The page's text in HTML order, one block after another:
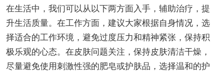
在生活中，我们可以从以下两方面入手，辅助治疗，提
升生活质量。在工作方面，建议大家根据自身情况，选
择适合的工作环境，避免过度压力和精神紧张，保持积
极乐观的心态。在皮肤问题关注，保持皮肤清洁干燥，
尽量避免使用刺激性强的肥皂或护肤品，选择温和的护